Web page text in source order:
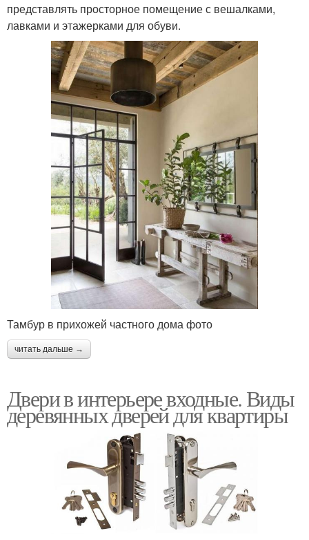
представлять просторное помещение с вешалками,
лавками и этажерками для обуви.
Тамбур в прихожей частного дома фото
читать дальше →
Двери в интерьере входные. Виды
деревянных дверей для квартиры